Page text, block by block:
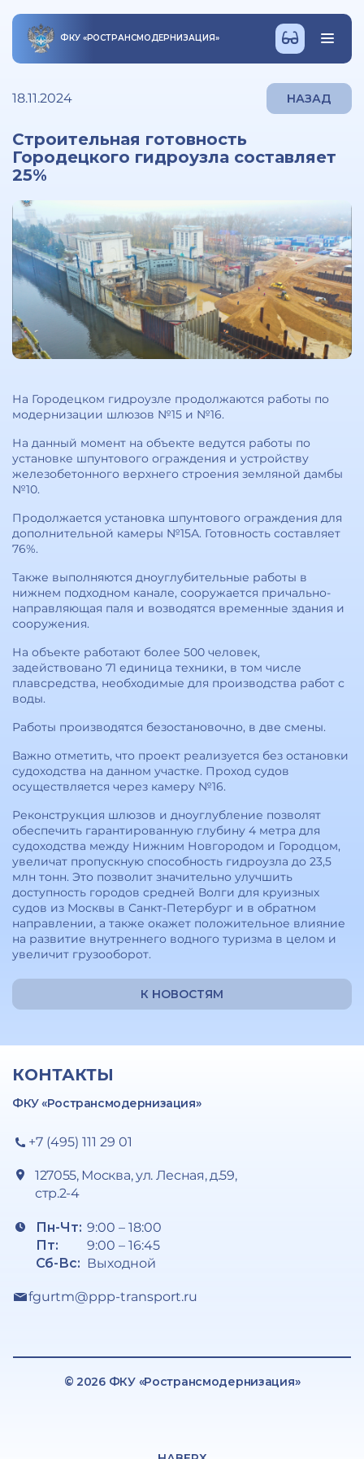
ФКУ «РОСТРАНСМОДЕРНИЗАЦИЯ»
18.11.2024 НАЗАД
Строительная готовность
Городецкого гидроузла составляет
25%
На Городецком гидроузле продолжаются работы по
модернизации шлюзов №15 и №16.
На данный момент на объекте ведутся работы по
установке шпунтового ограждения и устройству
железобетонного верхнего строения земляной дамбы
№10.
Продолжается установка шпунтового ограждения для
дополнительной камеры №15А. Готовность составляет
76%.
Также выполняются дноуглубительные работы в
нижнем подходном канале, сооружается причально-
направляющая паля и возводятся временные здания и
сооружения.
На объекте работают более 500 человек,
задействовано 71 единица техники, в том числе
плавсредства, необходимые для производства работ с
воды.
Работы производятся безостановочно, в две смены.
Важно отметить, что проект реализуется без остановки
судоходства на данном участке. Проход судов
осуществляется через камеру №16.
Реконструкция шлюзов и дноуглубление позволят
обеспечить гарантированную глубину 4 метра для
судоходства между Нижним Новгородом и Городцом,
увеличат пропускную способность гидроузла до 23,5
млн тонн. Это позволит значительно улучшить
доступность городов средней Волги для круизных
судов из Москвы в Санкт-Петербург и в обратном
направлении, а также окажет положительное влияние
на развитие внутреннего водного туризма в целом и
увеличит грузооборот.
К НОВОСТЯМ
КОНТАКТЫ
ФКУ «Ространсмодернизация»
+7 (495) 111 29 01
127055, Москва, ул. Лесная, д.59,
стр.2-4
Пн-Чт:
Пт:
Сб-Вс:
9:00 – 18:00
9:00 – 16:45
Выходной
fgurtm@ppp-transport.ru
© 2026 ФКУ «Ространсмодернизация»